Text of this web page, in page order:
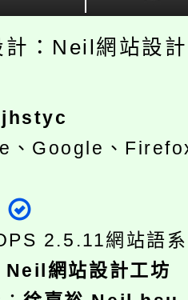
計：Neil網站設
、Google、
2.5.11網站語
Neil網站設計工坊